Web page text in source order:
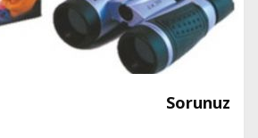
Sorunuz